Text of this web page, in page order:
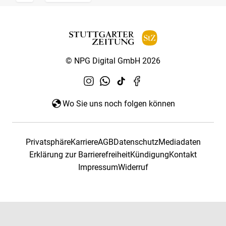
© NPG Digital GmbH 2026
Wo Sie uns noch folgen können
PrivatsphäreKarriereAGBDatenschutzMediadaten
Erklärung zur BarrierefreiheitKündigungKontakt
ImpressumWiderruf